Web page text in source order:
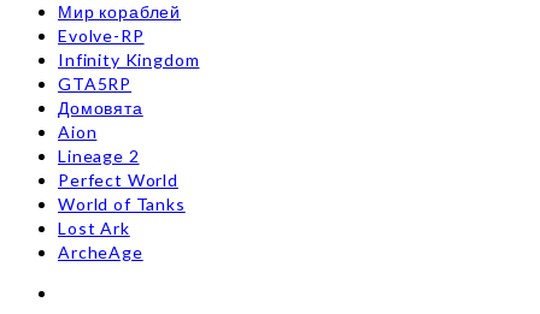
Мир кораблей
Evolve-RP
Infinity Kingdom
GTA5RP
Домовята
Aion
Lineage 2
Perfect World
World of Tanks
Lost Ark
ArcheAge